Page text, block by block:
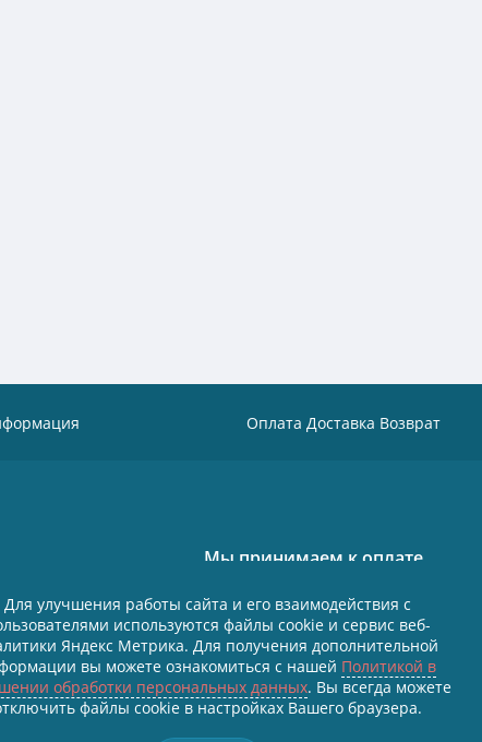
Оплата Доставка Возврат
18/13
Мы принимаем к оплате
Политика в отношении обработки
Согласие на обработку персональных
Все персональные данные размещены в
Федеральным законом от 27.07.2006
данных», условия и запреты не
Для улучшения работы сайта и его взаимодействия с
используются файлы cookie и сервис веб-
Яндекс Метрика. Для получения дополнительной
вы можете ознакомиться с нашей Политикой в
обработки персональных данных. Вы всегда можете
файлы cookie в настройках Вашего браузера.